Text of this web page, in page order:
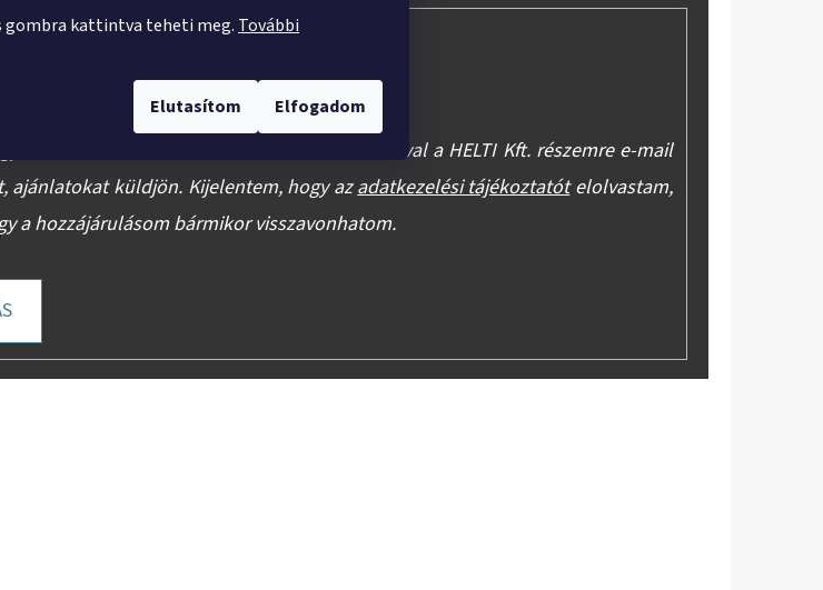
kattintva teheti meg. További
Elutasítom Elfogadom
a nevem, illetve e-mail címem felhasználásával a HELTI Kft. részemre e-mail
ajánlatokat küldjön. Kijelentem, hogy azadatkezelési tájékoztatót elolvastam,
a hozzájárulásom bármikor visszavonhatom.